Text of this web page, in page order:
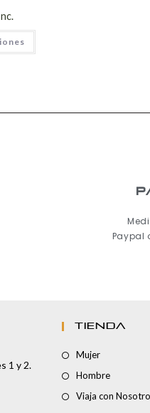
Paypal
1 y 2.
TIENDA
Mujer
Hombre
Viaja con